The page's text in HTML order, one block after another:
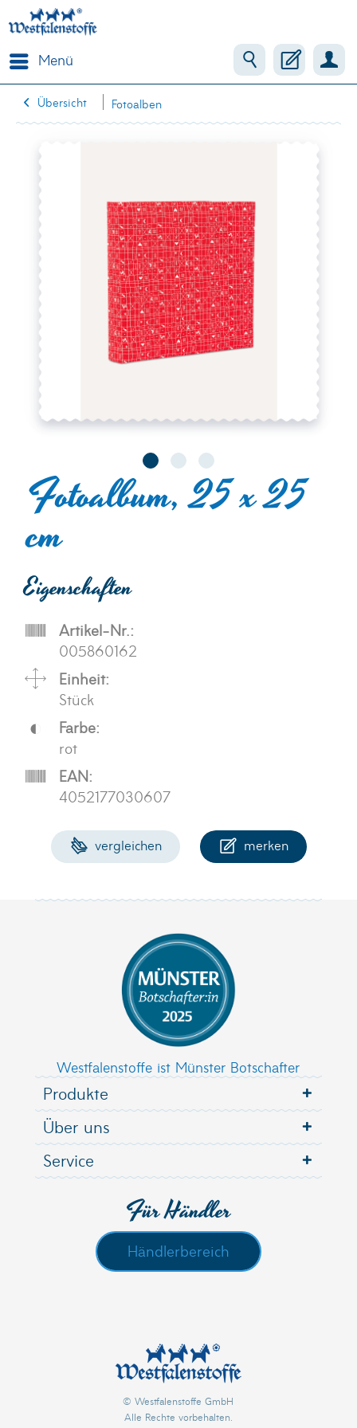
Menü
Übersicht Fotoalben
Fotoalbum, 25 x 25
cm
Eigenschaften
Artikel-Nr.:
005860162
Einheit:
Stück
Farbe:
rot
EAN:
4052177030607
vergleichen merken
Westfalenstoffe ist Münster Botschafter
Produkte
Über uns
Service
Für Händler
Händlerbereich
© Westfalenstoffe GmbH
Alle Rechte vorbehalten.